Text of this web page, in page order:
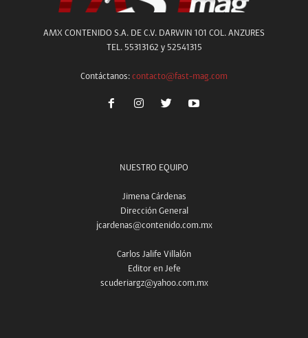
AMX CONTENIDO S.A. DE C.V. DARWIN 101 COL. ANZURES
TEL. 55313162 y 52541315
Contáctanos: contacto@fast-mag.com
NUESTRO EQUIPO
Jimena Cárdenas
Dirección General
jcardenas@contenido.com.mx
Carlos Jalife Villalón
Editor en Jefe
scuderiargz@yahoo.com.mx